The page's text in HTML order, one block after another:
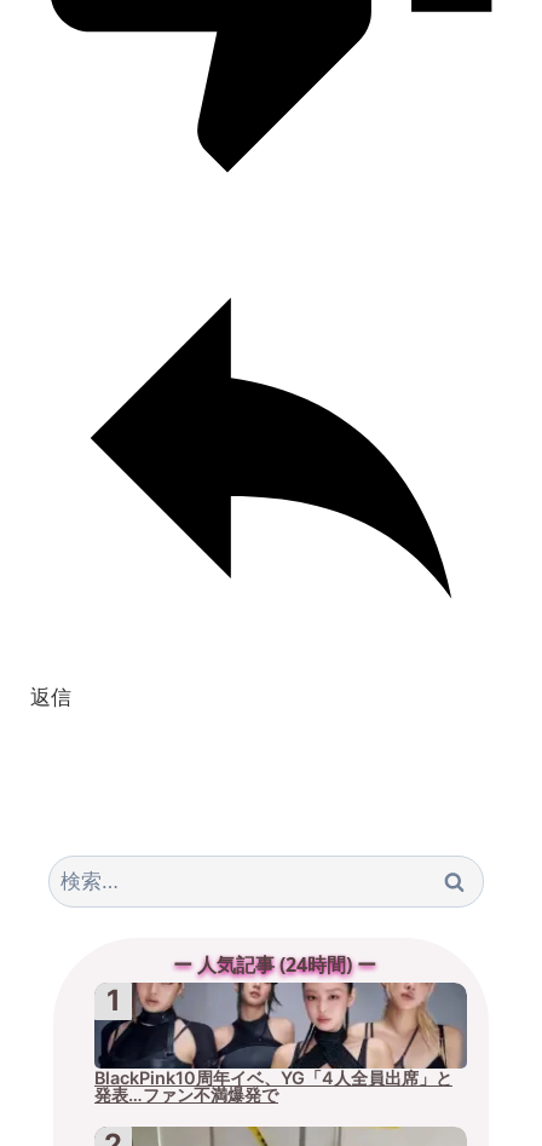
返信
検
索:
ー 人気記事 (24時間) ー
BlackPink10周年イベ、YG「4人全員出席」と
発表…ファン不満爆発で